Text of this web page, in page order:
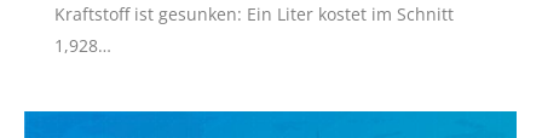
Kraftstoff ist gesunken: Ein Liter kostet im Schnitt
1,928…